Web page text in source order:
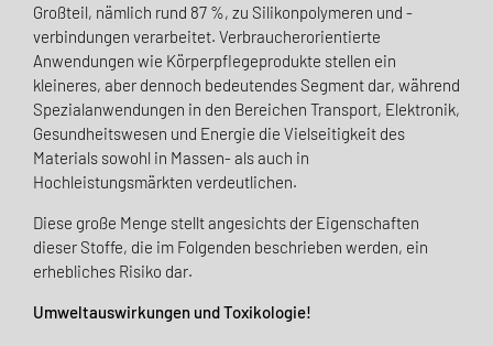
Großteil, nämlich rund 87 %, zu Silikonpolymeren und -
verbindungen verarbeitet. Verbraucherorientierte
Anwendungen wie Körperpflegeprodukte stellen ein
kleineres, aber dennoch bedeutendes Segment dar, während
Spezialanwendungen in den Bereichen Transport, Elektronik,
Gesundheitswesen und Energie die Vielseitigkeit des
Materials sowohl in Massen- als auch in
Hochleistungsmärkten verdeutlichen.
Diese große Menge stellt angesichts der Eigenschaften
dieser Stoffe, die im Folgenden beschrieben werden, ein
erhebliches Risiko dar.
Umweltauswirkungen und Toxikologie!